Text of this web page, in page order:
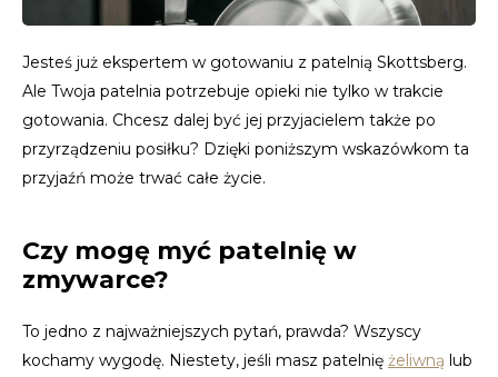
CHF
INR
CZK
DKK
Jesteś już ekspertem w gotowaniu z patelnią Skottsberg.
Ale Twoja patelnia potrzebuje opieki nie tylko w trakcie
gotowania. Chcesz dalej być jej przyjacielem także po
przyrządzeniu posiłku? Dzięki poniższym wskazówkom ta
przyjaźń może trwać całe życie.
Czy mogę myć patelnię w
zmywarce?
To jedno z najważniejszych pytań, prawda? Wszyscy
kochamy wygodę. Niestety, jeśli masz patelnię żeliwną lub